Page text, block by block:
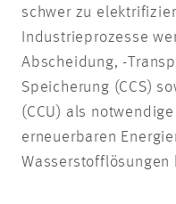
schwer zu
Industrieprozesse
Abscheidung, -
Speicherung (CCS)
(CCU) als
erneuerbaren
Wasserstofflösungen